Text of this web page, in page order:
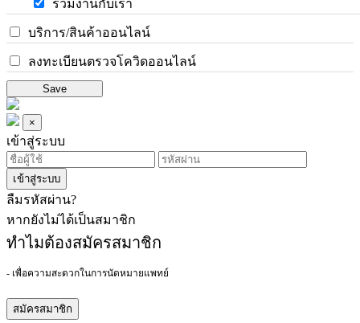
ร่วมงานกับเรา
บริการ/สินค้าออนไลน์
ลงทะเบียนตรวจโควิดออนไลน์
Save
×
เข้าสู่ระบบ
เข้าสู่ระบบ
ลืมรหัสผ่าน?
หากยังไม่ได้เป็นสมาชิก
ทำไมต้องสมัครสมาชิก
- เพื่อความสะดวกในการนัดหมายแพทย์
สมัครสมาชิก